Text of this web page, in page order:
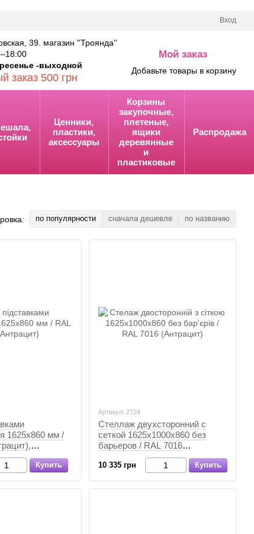
Вход
39. магазин ''Троянда''
-выходной
заказ 500 грн
Мой заказ
Добавьте товары в корзину
Ценники,
пластики,
аксессуары
Корзины
закупочные,
плетеные,
ящики
деревянные
и
пластиковые
Распродажа
по популярности сначала дешевле по названию
1625х860 мм /
Купить
Артикул: 2724
Стеллаж двухсторонний с
сеткой 1625х1000х860 без
барьеров / RAL 7016
(Антрацит), Антрацит,
Антрацит
10 335 грн Купить